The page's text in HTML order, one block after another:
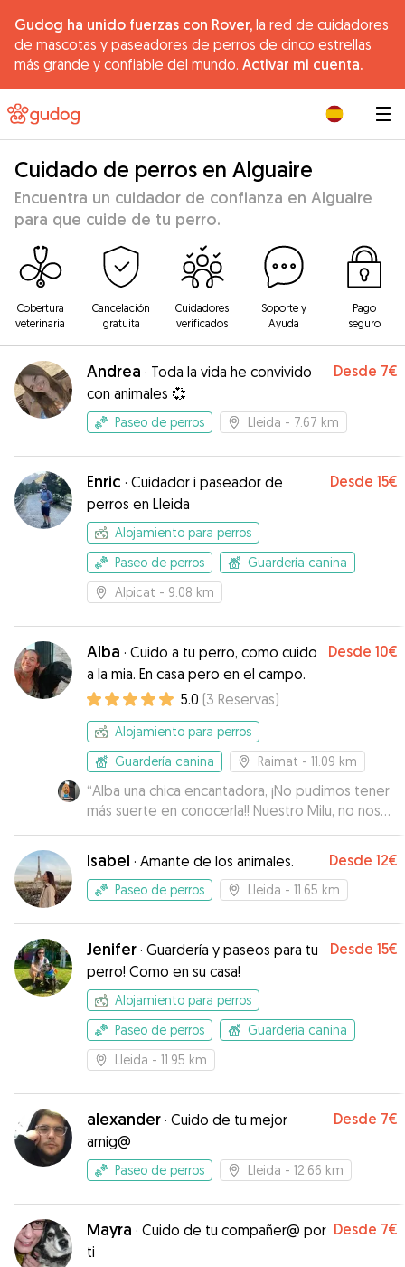
Gudog ha unido fuerzas con Rover, la red de cuidadores
de mascotas y paseadores de perros de cinco estrellas
más grande y confiable del mundo. Activar mi cuenta.
Cuidado de perros en Alguaire
Encuentra un cuidador de confianza en Alguaire
para que cuide de tu perro.
Cobertura
veterinaria
Cancelación
gratuita
Cuidadores
verificados
Soporte y
Ayuda
Pago
seguro
Andrea · Toda la vida he convivido
con animales 💞
Desde 7€
Paseo de perros Lleida - 7.67 km
Enric · Cuidador i paseador de
perros en Lleida
Desde 15€
Alojamiento para perros
Paseo de perros
Guardería canina
Alpicat - 9.08 km
Alba · Cuido a tu perro, como cuido
a la mia. En casa pero en el campo.
Desde 10€
5.0 (3 Reservas)
Alojamiento para perros
Guardería canina
Raimat - 11.09 km
“Alba una chica encantadora, ¡No pudimos tener
más suerte en conocerla!! Nuestro Milu, no nos
echó ni de menos, en fotos se mostraba feliz y
la verdad es que nos dio una gran trankilidad.
Una estancia en plena naturaleza, passeos,
entorno que todo perro necesita . Seguro que
Isabel · Amante de los animales. Desde 12€
Paseo de perros Lleida - 11.65 km
Jenifer · Guardería y paseos para tu
perro! Como en su casa!
Desde 15€
Alojamiento para perros
Paseo de perros
Guardería canina
Lleida - 11.95 km
alexander · Cuido de tu mejor
amig@
Desde 7€
Paseo de perros Lleida - 12.66 km
Mayra · Cuido de tu compañer@ por
ti
Desde 7€